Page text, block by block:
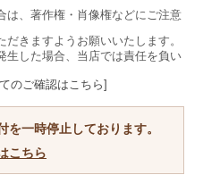
は、著作権・肖像権などにご注意
きますようお願いいたします。
生した場合、当店では責任を負い
のご確認はこちら]
一時停止しております。
こちら